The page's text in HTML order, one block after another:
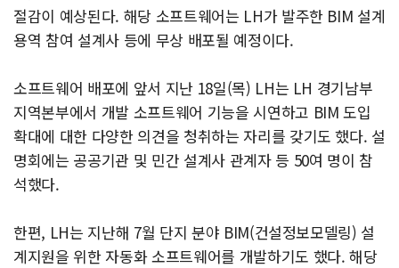
절감이 예상된다. 해당 소프트웨어는 LH가 발주한 BIM 설계
용역 참여 설계사 등에 무상 배포될 예정이다.
소프트웨어 배포에 앞서 지난 18일(목) LH는 LH 경기남부
지역본부에서 개발 소프트웨어 기능을 시연하고 BIM 도입
확대에 대한 다양한 의견을 청취하는 자리를 갖기도 했다. 설
명회에는 공공기관 및 민간 설계사 관계자 등 50여 명이 참
석했다.
한편, LH는 지난해 7월 단지 분야 BIM(건설정보모델링) 설
계지원을 위한 자동화 소프트웨어를 개발하기도 했다. 해당